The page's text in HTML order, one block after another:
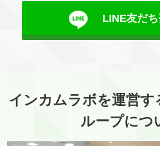
LINE友だ
インカムラボを運営す
ループにつ